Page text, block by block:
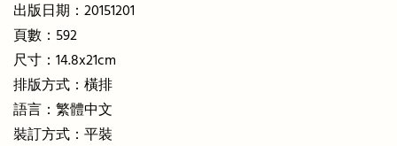
出版日期：20151201
頁數：592
尺寸：14.8x21cm
排版方式：橫排
語言：繁體中文
裝訂方式：平裝